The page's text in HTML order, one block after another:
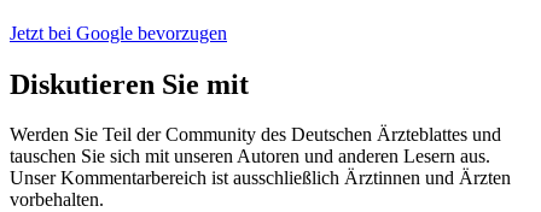
Jetzt bei Google bevorzugen
Diskutieren Sie mit
Werden Sie Teil der Community des Deutschen Ärzteblattes und
tauschen Sie sich mit unseren Autoren und anderen Lesern aus.
Unser Kommentarbereich ist ausschließlich Ärztinnen und Ärzten
vorbehalten.